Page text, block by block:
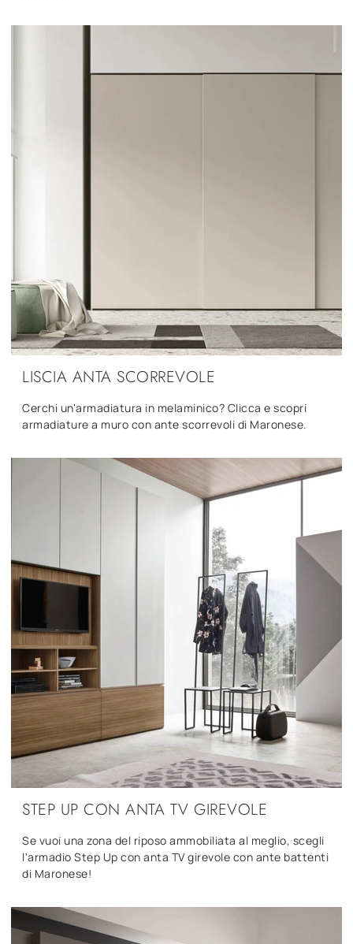
LISCIA ANTA SCORREVOLE
Cerchi un'armadiatura in melaminico? Clicca e scopri
armadiature a muro con ante scorrevoli di Maronese.
STEP UP CON ANTA TV GIREVOLE
Se vuoi una zona del riposo ammobiliata al meglio, scegli
l'armadio Step Up con anta TV girevole con ante battenti
di Maronese!